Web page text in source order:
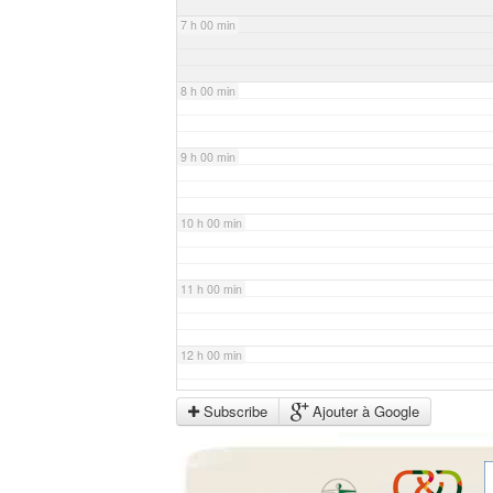
7 h 00 min
8 h 00 min
9 h 00 min
10 h 00 min
11 h 00 min
12 h 00 min
13 h 00 min
Subscribe Ajouter à Google